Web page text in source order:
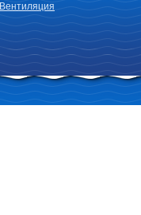
Вентиляция